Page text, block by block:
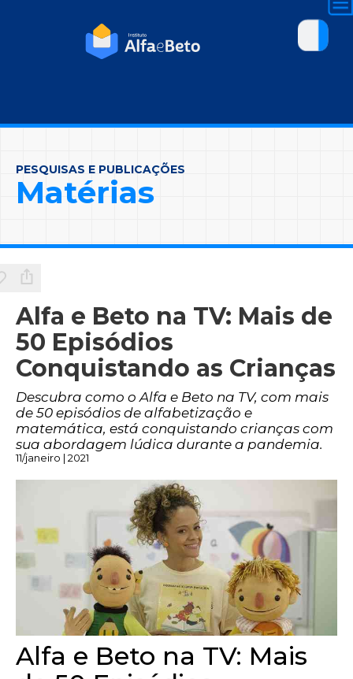
PESQUISAS E PUBLICAÇÕES
Matérias
Alfa e Beto na TV: Mais de
50 Episódios
Conquistando as Crianças
Descubra como o Alfa e Beto na TV, com mais
de 50 episódios de alfabetização e
matemática, está conquistando crianças com
sua abordagem lúdica durante a pandemia.
11/janeiro | 2021
Alfa e Beto na TV: Mais